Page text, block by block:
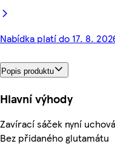
Nabídka platí do 17. 8.
Popis produktu
Hlavní výhody
Zavírací sáček nyní
Bez přidaného glutamátu